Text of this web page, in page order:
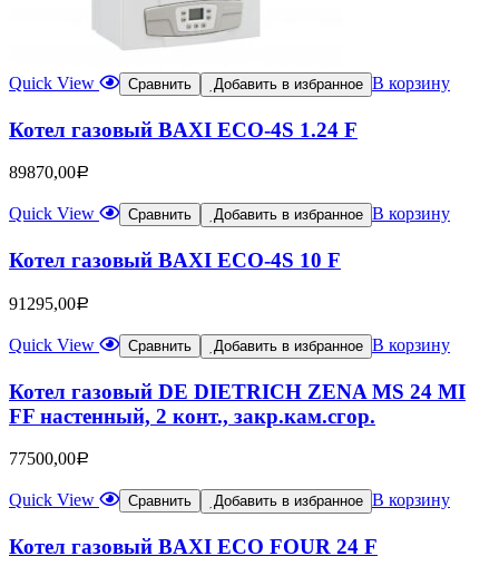
Quick View Сравнить Добавить в избранное В корзину
Котел газовый BAXI ECO-4S 1.24 F
89870,00Р
Quick View Сравнить Добавить в избранное В корзину
Котел газовый BAXI ECO-4S 10 F
91295,00Р
Quick View Сравнить Добавить в избранное В корзину
Котел газовый DE DIETRICH ZENA MS 24 MI
FF настенный, 2 конт., закр.кам.сгор.
77500,00Р
Quick View Сравнить Добавить в избранное В корзину
Котел газовый BAXI ECO FOUR 24 F